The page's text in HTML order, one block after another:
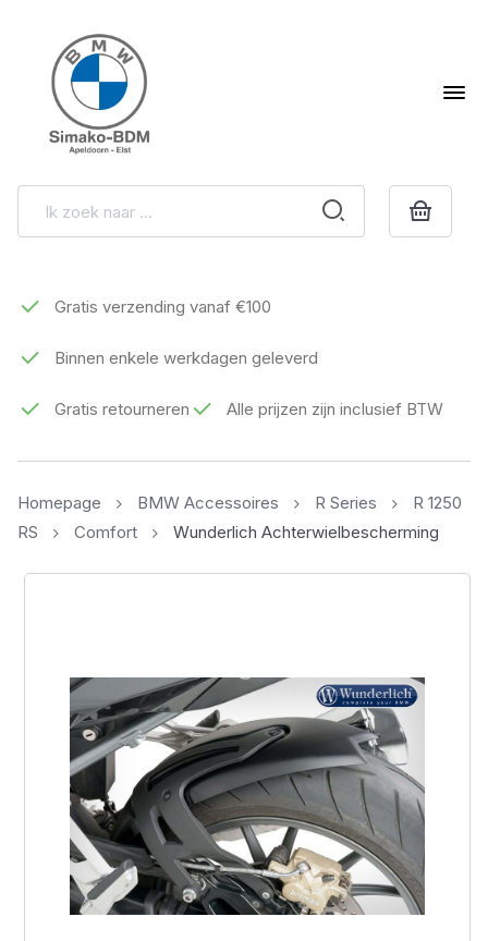
Gratis verzending vanaf €100
Binnen enkele werkdagen geleverd
Gratis retourneren Alle prijzen zijn inclusief BTW
Homepage BMW Accessoires R Series
R 1250
RS
Comfort Wunderlich Achterwielbescherming